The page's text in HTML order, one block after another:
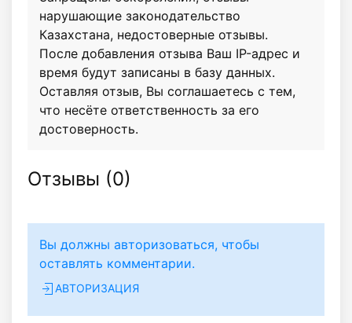
нарушающие законодательство
Казахстана, недостоверные отзывы.
После добавления отзыва Ваш IP-адрес и
время будут записаны в базу данных.
Оставляя отзыв, Вы соглашаетесь с тем,
что несёте ответственность за его
достоверность.
Отзывы (0)
Вы должны авторизоваться, чтобы
оставлять комментарии.
АВТОРИЗАЦИЯ